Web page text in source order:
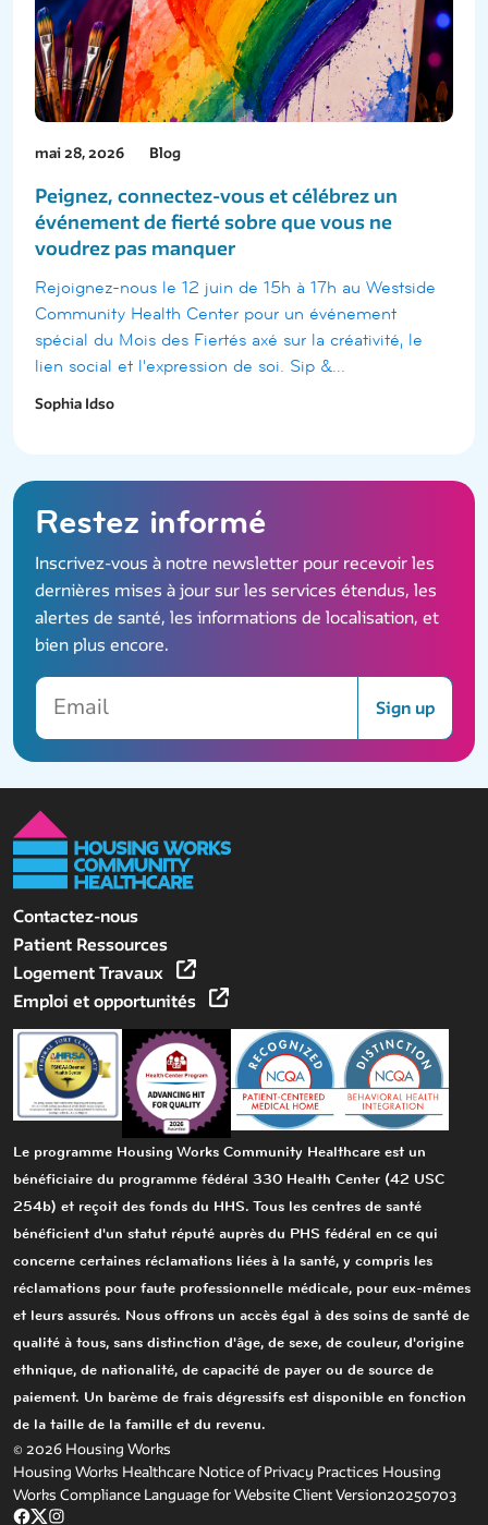
mai 28, 2026 Blog
Peignez, connectez-vous et célébrez un
événement de fierté sobre que vous ne
voudrez pas manquer
Rejoignez-nous le 12 juin de 15h à 17h au Westside
Community Health Center pour un événement
spécial du Mois des Fiertés axé sur la créativité, le
lien social et l'expression de soi. Sip &...
Sophia Idso
Restez informé
Inscrivez-vous à notre newsletter pour recevoir les
dernières mises à jour sur les services étendus, les
alertes de santé, les informations de localisation, et
bien plus encore.
Email
Sign up
Contactez-nous
Patient Ressources
Logement Travaux
Emploi et opportunités
Le programme Housing Works Community Healthcare est un
bénéficiaire du programme fédéral 330 Health Center (42 USC
254b) et reçoit des fonds du HHS. Tous les centres de santé
bénéficient d'un statut réputé auprès du PHS fédéral en ce qui
concerne certaines réclamations liées à la santé, y compris les
réclamations pour faute professionnelle médicale, pour eux-mêmes
et leurs assurés. Nous offrons un accès égal à des soins de santé de
qualité à tous, sans distinction d'âge, de sexe, de couleur, d'origine
ethnique, de nationalité, de capacité de payer ou de source de
paiement. Un barème de frais dégressifs est disponible en fonction
de la taille de la famille et du revenu.
© 2026 Housing Works
Housing Works Healthcare Notice of Privacy Practices Housing
Works Compliance Language for Website Client Version20250703